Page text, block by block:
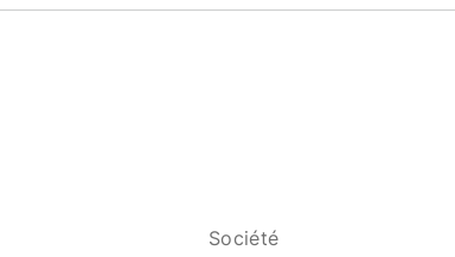
Société